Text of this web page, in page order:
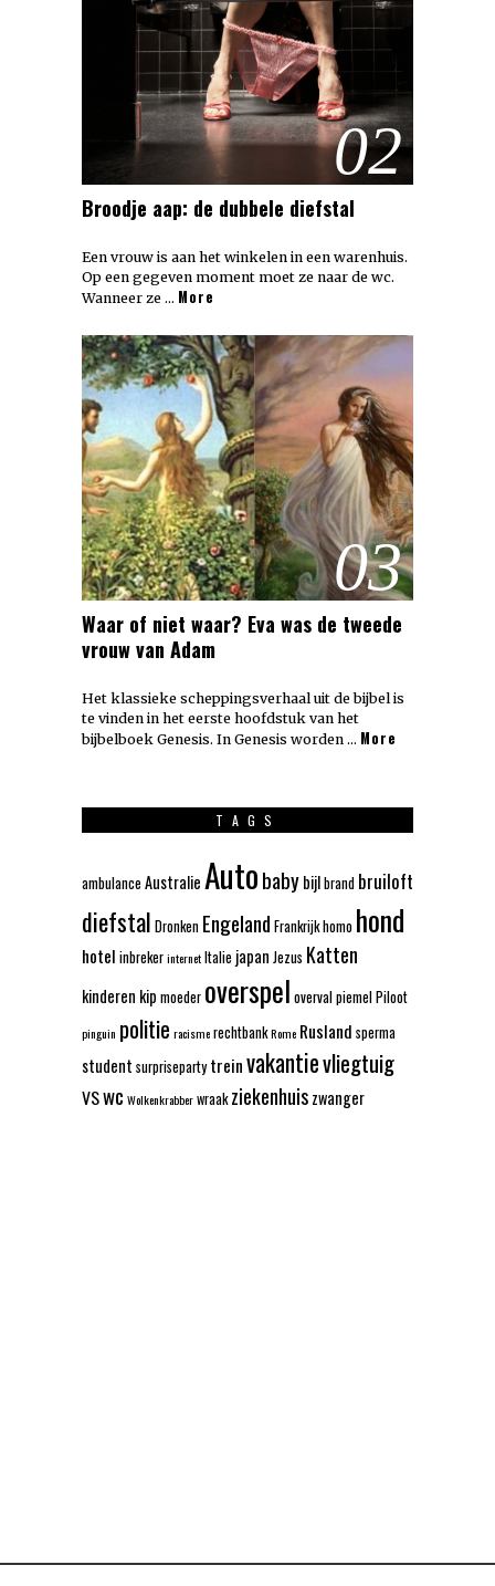
02
Broodje aap: de dubbele diefstal
Een vrouw is aan het winkelen in een warenhuis.
Op een gegeven moment moet ze naar de wc.
Wanneer ze … More
03
Waar of niet waar? Eva was de tweede
vrouw van Adam
Het klassieke scheppingsverhaal uit de bijbel is
te vinden in het eerste hoofdstuk van het
bijbelboek Genesis. In Genesis worden … More
TAGS
ambulance AustralieAutobabybijlbrand bruiloft
diefstal Dronken Engeland Frankrijkhomo hond
hotel inbrekerinternetItalie japan Jezus Katten
kinderen kip moeder overspel overvalpiemelPiloot
pinguin politie racismerechtbankRome Rusland sperma
student surpriseparty treinvakantievliegtuig
VSwc Wolkenkrabberwraak ziekenhuiszwanger